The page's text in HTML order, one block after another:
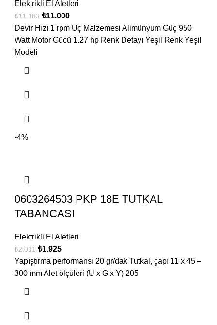
Elektrikli El Aletleri
₺11.183 ₺11.000
Devir Hızı 1 rpm Uç Malzemesi Alimünyum Güç 950
Watt Motor Gücü 1.27 hp Renk Detayı Yeşil Renk Yeşil
Modeli
-4%
0603264503 PKP 18E TUTKAL
TABANCASI
Elektrikli El Aletleri
₺2.011 ₺1.925
Yapıştırma performansı 20 gr/dak Tutkal, çapı 11 x 45 –
300 mm Alet ölçüleri (U x G x Y) 205